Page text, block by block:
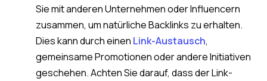
Sie mit anderen Unternehmen oder Influencern
zusammen, um natürliche Backlinks zu erhalten.
Dies kann durch einen Link-Austausch,
gemeinsame Promotionen oder andere Initiativen
geschehen. Achten Sie darauf, dass der Link-